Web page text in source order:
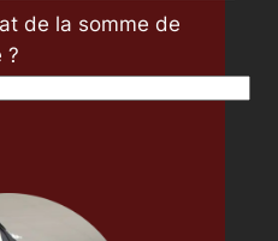
de la somme de
?